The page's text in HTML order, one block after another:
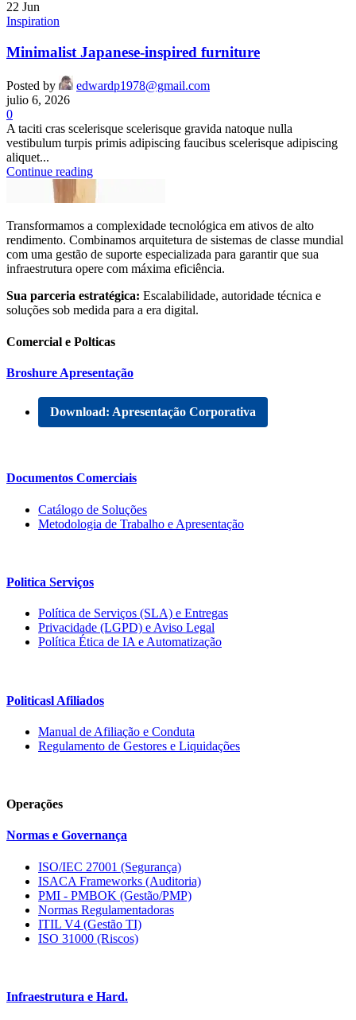
22 Jun
Inspiration
Minimalist Japanese-inspired furniture
Posted by
edwardp1978@gmail.com
julio 6, 2026
0
A taciti cras scelerisque scelerisque gravida natoque nulla
vestibulum turpis primis adipiscing faucibus scelerisque adipiscing
aliquet...
Continue reading
Transformamos a complexidade tecnológica em ativos de alto
rendimento. Combinamos arquitetura de sistemas de classe mundial
com uma gestão de suporte especializada para garantir que sua
infraestrutura opere com máxima eficiência.
Sua parceria estratégica: Escalabilidade, autoridade técnica e
soluções sob medida para a era digital.
Comercial e Polticas
Broshure Apresentação
Download: Apresentação Corporativa
Documentos Comerciais
Catálogo de Soluções
Metodologia de Trabalho e Apresentação
Politica Serviços
Política de Serviços (SLA) e Entregas
Privacidade (LGPD) e Aviso Legal
Política Ética de IA e Automatização
Politicasl Afiliados
Manual de Afiliação e Conduta
Regulamento de Gestores e Liquidações
Operações
Normas e Governança
ISO/IEC 27001 (Segurança)
ISACA Frameworks (Auditoria)
PMI - PMBOK (Gestão/PMP)
Normas Regulamentadoras
ITIL V4 (Gestão TI)
ISO 31000 (Riscos)
Infraestrutura e Hard.